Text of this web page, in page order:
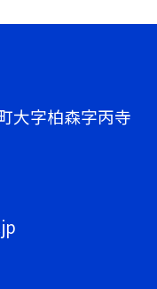
大字柏森字丙寺